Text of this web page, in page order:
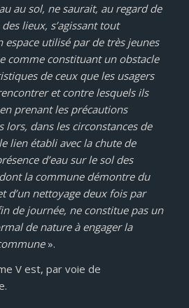
au sol, ne saurait, au regard de
lieux, s’agissant tout
espace utilisé par de très jeunes
comme constituant un obstacle
de ceux que les usagers
et contre lesquels ils
prenant les précautions
lors, dans les circonstances de
lien établi avec la chute de
d’eau sur le sol des
la commune démontre du
d’un nettoyage deux fois par
de journée, ne constitue pas un
de nature à engager la
».
V est, par voie de